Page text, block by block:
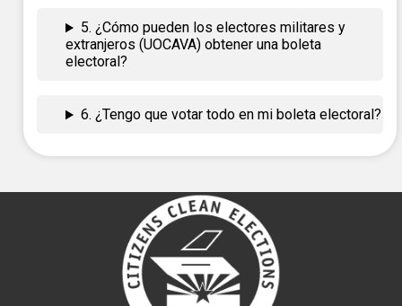
5. ¿Cómo pueden los electores militares y
extranjeros (UOCAVA) obtener una boleta
electoral?
6. ¿Tengo que votar todo en mi boleta electoral?